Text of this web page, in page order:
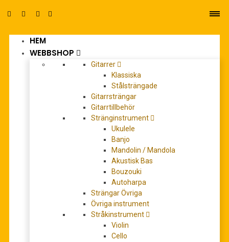
HEM
WEBBSHOP
Gitarrer
Klassiska
Stålsträngade
Gitarrsträngar
Gitarrtillbehör
Stränginstrument
Ukulele
Banjo
Mandolin / Mandola
Akustisk Bas
Bouzouki
Autoharpa
Strängar Övriga
Övriga instrument
Stråkinstrument
Violin
Cello